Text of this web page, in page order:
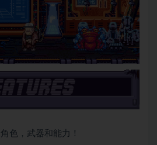
色，武器和能力！